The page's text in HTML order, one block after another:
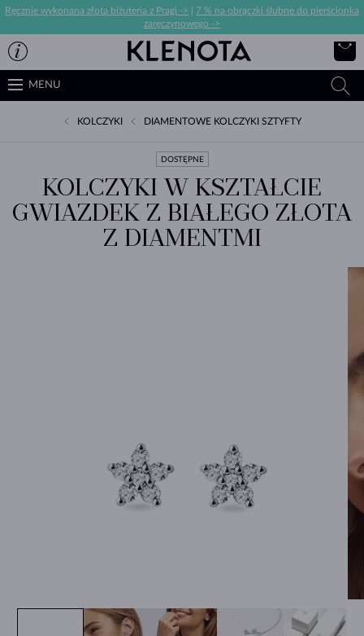
Ręcznie wykonana złota biżuteria z Pragi ->
7 % na obrączki ślubne do pierścionka
zaręczynowego ->
MENU
KOLCZYKI DIAMENTOWE KOLCZYKI SZTYFTY
DOSTĘPNE
KOLCZYKI W KSZTAŁCIE
GWIAZDEK Z BIAŁEGO ZŁOTA
Z DIAMENTMI